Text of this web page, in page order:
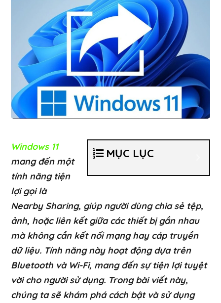
MỤC LỤC
Windows 11
mang đến một
tính năng tiện
lợi gọi là
Nearby Sharing, giúp người dùng chia sẻ tệp,
ảnh, hoặc liên kết giữa các thiết bị gần nhau
mà không cần kết nối mạng hay cáp truyền
dữ liệu. Tính năng này hoạt động dựa trên
Bluetooth và Wi-Fi, mang đến sự tiện lợi tuyệt
vời cho người sử dụng. Trong bài viết này,
chúng ta sẽ khám phá cách bật và sử dụng